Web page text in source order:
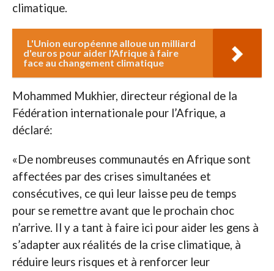
climatique.
L'Union européenne alloue un milliard
d'euros pour aider l'Afrique à faire
face au changement climatique
Mohammed Mukhier, directeur régional de la
Fédération internationale pour l’Afrique, a
déclaré:
«De nombreuses communautés en Afrique sont
affectées par des crises simultanées et
consécutives, ce qui leur laisse peu de temps
pour se remettre avant que le prochain choc
n’arrive. Il y a tant à faire ici pour aider les gens à
s’adapter aux réalités de la crise climatique, à
réduire leurs risques et à renforcer leur